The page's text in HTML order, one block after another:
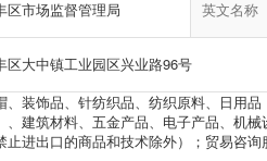
区市场监督管理局 英文名称
区大中镇工业园区兴业路96号
、装饰品、针纺织品、纺织原料、日用
、建筑材料、五金产品、电子产品、机
止进出口的商品和技术除外）；贸易咨